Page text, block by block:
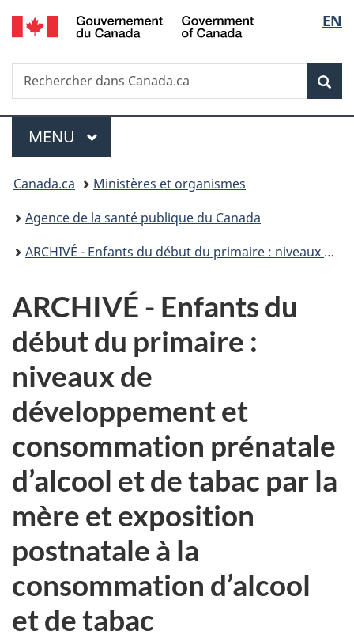
Passer
au
principal
Passer
à
Au
du
Passer
à
version
simplifiée
de
la
EN
Recherche
Rechercher
dans
Menu
MENU PRINCIPAL
Vous
êtes
ici :
Canada.ca
Ministères et organismes
Agence de la santé publique du Canada
ARCHIVÉ - Enfants du début du primaire : niveaux de développement et consommation prénatale d’alcool et de tabac par la mère et exposition postnatale à la consommation d’alcool et de tabac
ARCHIVÉ - Enfants du
début du primaire :
niveaux de
développement et
consommation prénatale
d’alcool et de tabac par la
mère et exposition
postnatale à la
consommation d’alcool
et de tabac